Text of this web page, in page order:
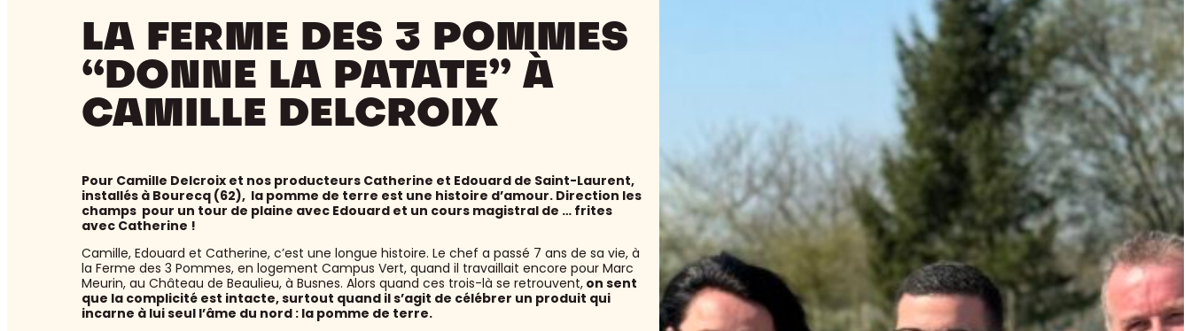
LA FERME DES 3 POMMES
“DONNE LA PATATE” À
CAMILLE DELCROIX
Pour Camille Delcroix et nos producteurs Catherine et Edouard de Saint-Laurent,
installés à Bourecq (62), la pomme de terre est une histoire d’amour. Direction les
champs pour un tour de plaine avec Edouard et un cours magistral de … frites
avec Catherine !
Camille, Edouard et Catherine, c’est une longue histoire. Le chef a passé 7 ans de sa vie, à
la Ferme des 3 Pommes, en logement Campus Vert, quand il travaillait encore pour Marc
Meurin, au Château de Beaulieu, à Busnes. Alors quand ces trois-là se retrouvent, on sent
que la complicité est intacte, surtout quand il s’agit de célébrer un produit qui
incarne à lui seul l’âme du nord : la pomme de terre.